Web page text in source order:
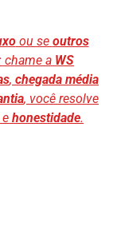
ou se outros
chame a WS
, chegada média
, você resolve
e honestidade.